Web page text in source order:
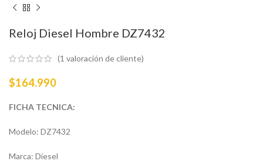
Reloj Diesel Hombre DZ7432
(1 valoración de cliente)
$164.990
FICHA TECNICA:
Modelo: DZ7432
Marca: Diesel